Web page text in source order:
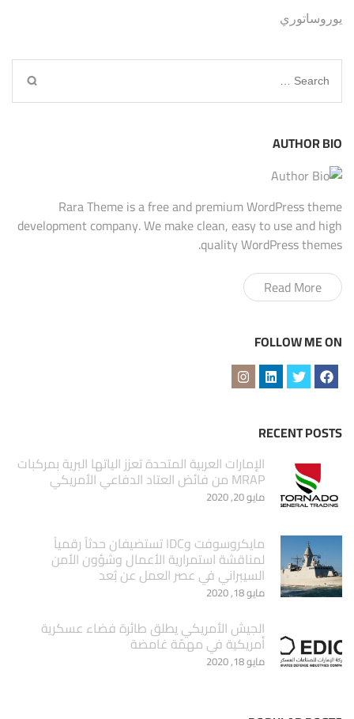
يوروساتوري
Search
for:
AUTHOR BIO
Rara Theme is a free and premium WordPress theme
development company. We make clean, easy to use and high
quality WordPress themes.
Read More
FOLLOW ME ON
RECENT POSTS
الإمارات العربية المتحدة تعزز الياتها البرية بمركبات
MRAP من فائض العتاد الدفاعي الأمريكي
مايو 20, 2020
مايكروسوفت وIDC تستضيفان حدثاً رقمياً
لمناقشة استمرارية الأعمال وشؤون الأمن
السيبراني في عصر العمل عن بُعد
مايو 18, 2020
الجيش الأمريكي يطلق طائرة فضاء عسكرية
أمريكية في مهمّة غامضة
مايو 18, 2020